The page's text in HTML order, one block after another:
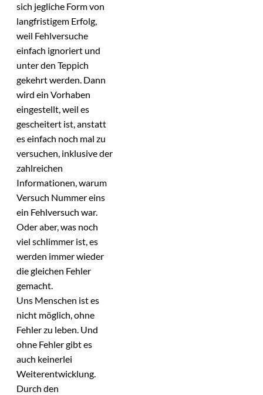
sich jegliche Form von
langfristigem Erfolg,
weil Fehlversuche
einfach ignoriert und
unter den Teppich
gekehrt werden. Dann
wird ein Vorhaben
eingestellt, weil es
gescheitert ist, anstatt
es einfach noch mal zu
versuchen, inklusive der
zahlreichen
Informationen, warum
Versuch Nummer eins
ein Fehlversuch war.
Oder aber, was noch
viel schlimmer ist, es
werden immer wieder
die gleichen Fehler
gemacht.
Uns Menschen ist es
nicht möglich, ohne
Fehler zu leben. Und
ohne Fehler gibt es
auch keinerlei
Weiterentwicklung.
Durch den